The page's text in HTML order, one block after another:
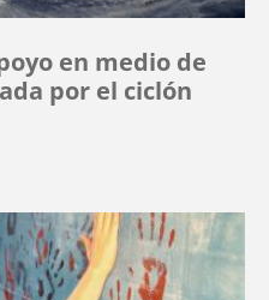
en medio de
por el ciclón